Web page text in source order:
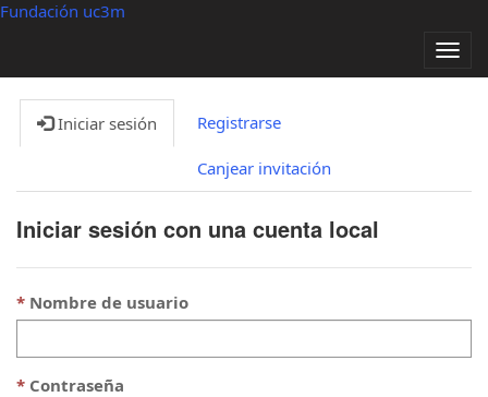
Fundación uc3m
Iniciar sesión Registrarse
Canjear invitación
Iniciar sesión con una cuenta local
Nombre de usuario
Contraseña